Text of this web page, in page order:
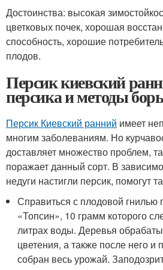
Достоинства: высокая
цветковых почек, хорошая
способность, хорошие
плодов.
Персик киевский
персика и методы
Персик Киевский ранний имеет
многим заболеваниям. Но
доставляет множество проблем,
поражает данный сорт. В
недуги настигли персик, помогут
Справиться с плодовой гнилью
«Топсин», 10 грамм которого
литрах воды. Деревья
цветения, а также после него и
собран весь урожай.